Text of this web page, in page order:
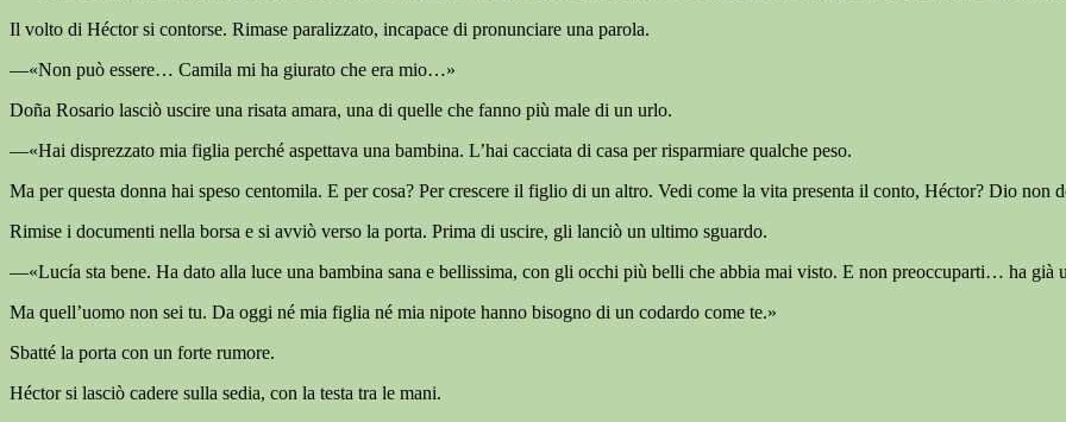
Il volto di Héctor si contorse. Rimase paralizzato, incapace di pronunciare una parola.
—«Non può essere… Camila mi ha giurato che era mio…»
Doña Rosario lasciò uscire una risata amara, una di quelle che fanno più male di un urlo.
—«Hai disprezzato mia figlia perché aspettava una bambina. L’hai cacciata di casa per risparmiare qualche peso.
Ma per questa donna hai speso centomila. E per cosa? Per crescere il figlio di un altro. Vedi come la vita presenta il conto, Héctor? Dio non
Rimise i documenti nella borsa e si avviò verso la porta. Prima di uscire, gli lanciò un ultimo sguardo.
—«Lucía sta bene. Ha dato alla luce una bambina sana e bellissima, con gli occhi più belli che abbia mai visto. E non preoccuparti… ha già
Ma quell’uomo non sei tu. Da oggi né mia figlia né mia nipote hanno bisogno di un codardo come te.»
Sbatté la porta con un forte rumore.
Héctor si lasciò cadere sulla sedia, con la testa tra le mani.